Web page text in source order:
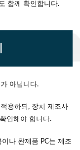
함께 확인합니다.
아닙니다.
용하되, 장치 제조사
인해야 합니다.
나 완제품 PC는 제조